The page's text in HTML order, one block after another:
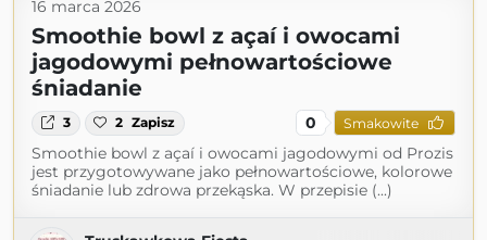
16 marca 2026
Smoothie bowl z açaí i owocami
jagodowymi pełnowartościowe
śniadanie
3 2 Zapisz 0 Smakowite
Smoothie bowl z açaí i owocami jagodowymi od Prozis
jest przygotowywane jako pełnowartościowe, kolorowe
śniadanie lub zdrowa przekąska. W przepisie (...)